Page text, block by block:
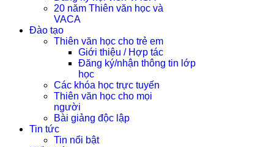
20 năm Thiên văn học và
VACA
Đào tạo
Thiên văn học cho trẻ em
Giới thiệu / Hợp tác
Đăng ký/nhận thông tin lớp
học
Các khóa học trực tuyến
Thiên văn học cho mọi
người
Bài giảng độc lập
Tin tức
Tin nổi bật